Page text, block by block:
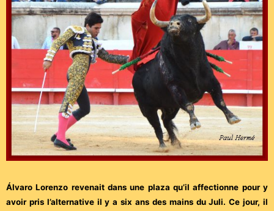
Álvaro Lorenzo revenait dans une plaza qu’il affectionne pour y
avoir pris l’alternative il y a six ans des mains du Juli. Ce jour, il